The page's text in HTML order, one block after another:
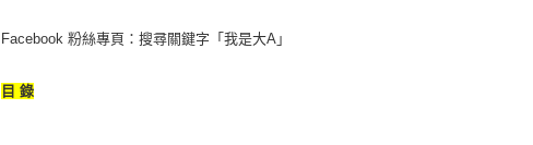
Facebook 粉絲專頁：搜尋關鍵字「我是大A」
目 錄